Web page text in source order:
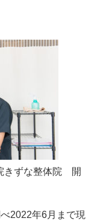
きずな整体院 開
2022年6月まで現